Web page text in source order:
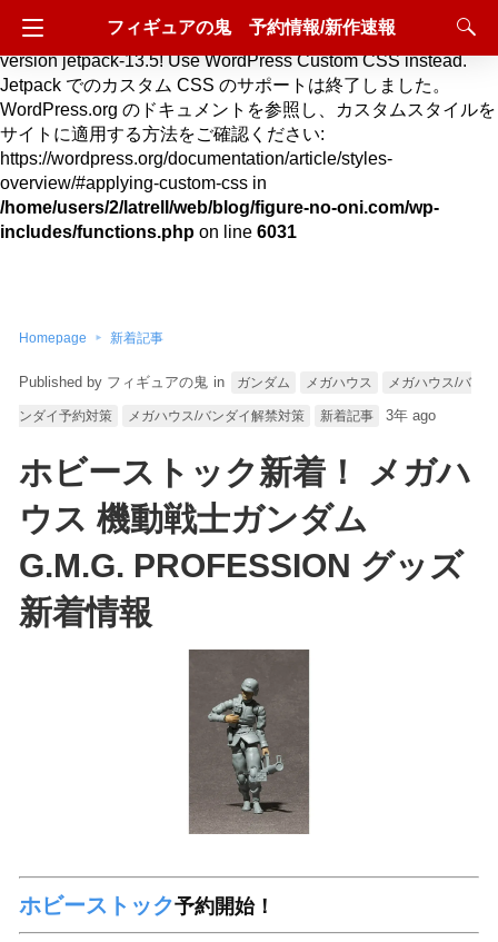
Deprecated
: Hook custom_css_loaded is deprecated since
version jetpack-13.5! Use WordPress Custom CSS instead.
Jetpack でのカスタム CSS のサポートは終了しました。
WordPress.org のドキュメントを参照し、カスタムスタイルを
サイトに適用する方法をご確認ください:
https://wordpress.org/documentation/article/styles-
overview/#applying-custom-css in
/home/users/2/latrell/web/blog/figure-no-oni.com/wp-
includes/functions.php on line 6031
フィギュアの鬼 予約情報/新作速報
Homepage 新着記事
フィギュアの鬼 in ガンダム メガハウス メガハウス/バ
ンダイ予約対策 メガハウス/バンダイ解禁対策 新着記事 3年 ago
ホビーストック新着！ メガハ
ウス 機動戦士ガンダム
G.M.G. PROFESSION グッズ
新着情報
ホビーストック予約開始！